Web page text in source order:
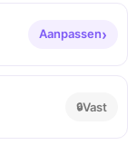
Aanpassen
Vast